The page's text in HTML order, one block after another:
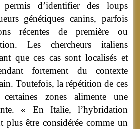
d’identifier des loups
génétiques canins, parfois
récentes de première ou
Les chercheurs italiens
que ces cas sont localisés et
fortement du contexte
Toutefois, la répétition de ces
certaines zones alimente une
« En Italie, l’hybridation
plus être considérée comme un